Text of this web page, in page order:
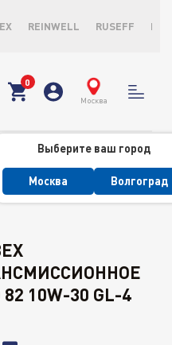
REINWELL RUSEFF
Москва
Выберите ваш город
Москва Волгоград
масла и ATF
трансмиссионное
4 (20л)
10W-30 GL-4